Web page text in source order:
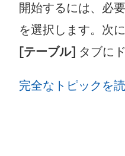
開始するには、必
を選択します。次
[テーブル] タブに
完全なトピックを